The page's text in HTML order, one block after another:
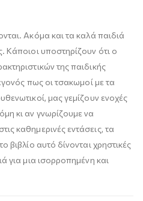
Ακόμα και τα καλά παιδιά
Κάποιοι υποστηρίζουν ότι ο
της παιδικής
πως οι τσακωμοί με τα
μας γεμίζουν ενοχές
κι αν γνωρίζουμε να
καθημερινές εντάσεις, τα
βιβλίο αυτό δίνονται χρηστικές
για μια ισορροπημένη και